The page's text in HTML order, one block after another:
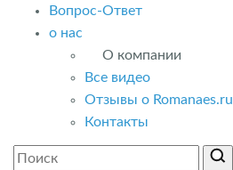
Вопрос-Ответ
о нас
О компании
Все видео
Отзывы о Romanaes.ru
Контакты